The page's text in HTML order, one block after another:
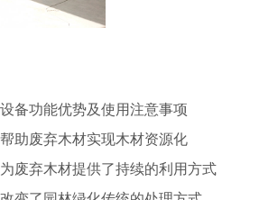
碎机 综合破碎机
备功能优势及使用注意事项
助废弃木材实现木材资源化
废弃木材提供了持续的利用方式